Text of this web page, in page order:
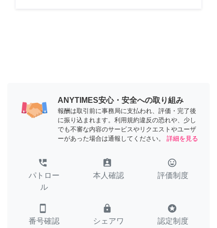
ANYTIMES安心・安全への取り組み
報酬は取引前に事務局に支払われ、評価・完了後
に振り込まれます。利用規約違反の恐れや、少し
でも不審な内容のサービスやリクエストやユーザ
ーがあった場合は通報してください。
詳細を見る
perm_phone_msg
パトロー
ル
assignment_ind
本人確認
tag_faces
評価制度
smartphone
番号確認
lock
シェアワ
stars
認定制度